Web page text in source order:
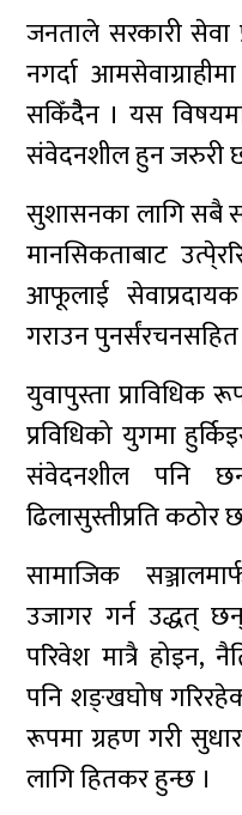
जनताले सरकारी सेवा
नगर्दा
सकिँदैैन । यस
संवेदनशील हुन जरुरी
सुशासनका लागि सबै
मानसिकताबाट
आफूलाई
गराउन पुनर्संरचनसहित
युवापुस्ता प्राविधिक
प्रविधिको युगमा
संवेदनशील पनि
ढिलासुस्तीप्रति कठोर
सामाजिक
उजागर गर्न उद्धत्
परिवेश मात्रै होइन,
पनि शङ्खघोष
रूपमा ग्रहण गरी
लागि हितकर हुन्छ ।